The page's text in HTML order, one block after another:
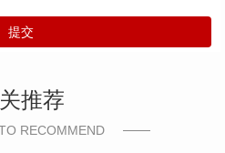
提交
推荐
RECOMMEND